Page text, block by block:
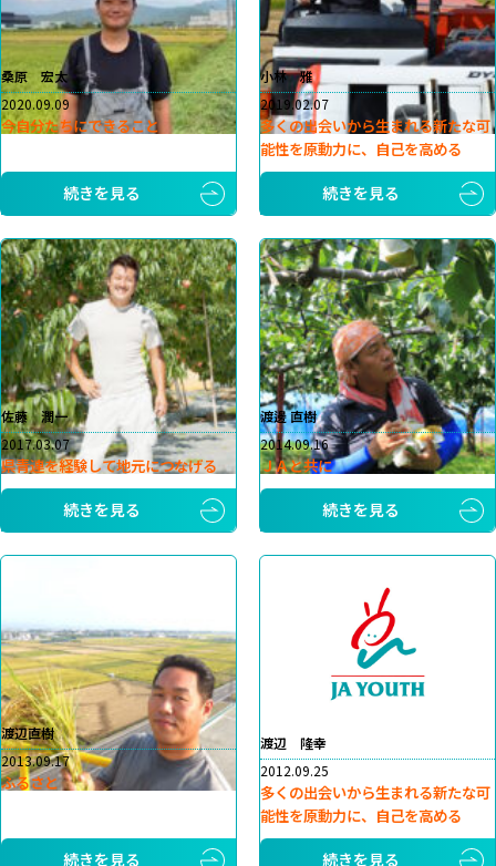
桑原 宏太
2020.09.09
今自分たちにできること
続きを見る
小林 雅
2019.02.07
多くの出会いから生まれる新たな可
能性を原動力に、自己を高める
続きを見る
佐藤 潤一
2017.03.07
県青連を経験して地元につなげる
続きを見る
渡邊 直樹
2014.09.16
ＪＡと共に
続きを見る
渡辺直樹
2013.09.17
ふるさと
続きを見る
渡辺 隆幸
2012.09.25
多くの出会いから生まれる新たな可
能性を原動力に、自己を高める
続きを見る